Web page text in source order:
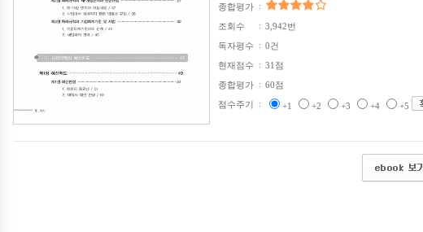
종합평가 :
조회수 : 3,942번
독자평수
: 0건
현재점수
: 31점
종합평가 : 60점
점수주기
: +1 +2 +3 +4 +5